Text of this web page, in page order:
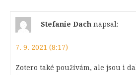
Stefanie Dach napsal:
7. 9. 2021 (8:17)
Zotero také používám, ale jsou i